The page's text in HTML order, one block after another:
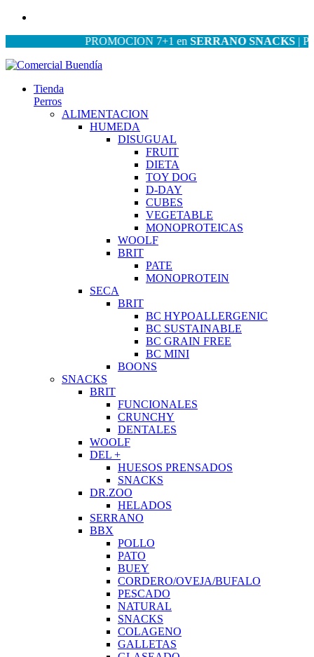
PROMOCION 7+1 enSERRANO SNACKS|
Tienda
Perros
ALIMENTACION
HUMEDA
DISUGUAL
FRUIT
DIETA
TOY DOG
D-DAY
CUBES
VEGETABLE
MONOPROTEICAS
WOOLF
BRIT
PATE
MONOPROTEIN
SECA
BRIT
BC HYPOALLERGENIC
BC SUSTAINABLE
BC GRAIN FREE
BC MINI
BOONS
SNACKS
BRIT
FUNCIONALES
CRUNCHY
DENTALES
WOOLF
DEL +
HUESOS PRENSADOS
SNACKS
DR.ZOO
HELADOS
SERRANO
BBX
POLLO
PATO
BUEY
CORDERO/OVEJA/BUFALO
PESCADO
NATURAL
SNACKS
COLAGENO
GALLETAS